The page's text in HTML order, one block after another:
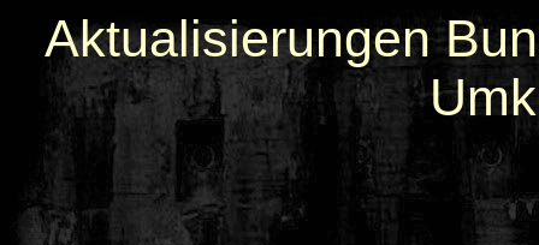
Aktualisierungen